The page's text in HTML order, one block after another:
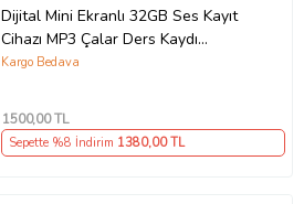
Dijital Mini Ekranlı 32GB Ses Kayıt
Cihazı MP3 Çalar Ders Kaydı
Röportaj Kaydı Dinleme1 Cihazı
Kargo Bedava
1500,00 TL
Sepette %8 İndirim 1380,00 TL